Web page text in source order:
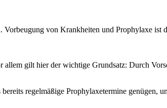
von Krankheiten und Prophylaxe ist
gilt hier der wichtige Grundsatz: Durch
regelmäßige Prophylaxetermine genügen,